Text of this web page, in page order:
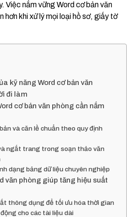
Việc nắm vững Word cơ bản văn
hơn khi xử lý mọi loại hồ sơ, giấy tờ
kỹ năng Word cơ bản văn
đi làm
cơ bản văn phòng cần nắm
và căn lề chuẩn theo quy định
ngắt trang trong soạn thảo văn
dạng bảng dữ liệu chuyên nghiệp
văn phòng giúp tăng hiệu suất
thông dụng để tối ưu hóa thời gian
cho các tài liệu dài